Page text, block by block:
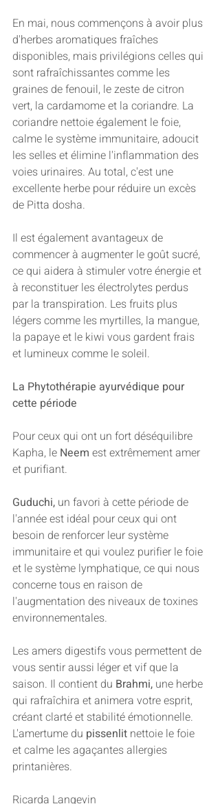
En mai, nous commençons à avoir plus
d'herbes aromatiques fraîches
disponibles, mais privilégions celles qui
sont rafraîchissantes comme les
graines de fenouil, le zeste de citron
vert, la cardamome et la coriandre. La
coriandre nettoie également le foie,
calme le système immunitaire, adoucit
les selles et élimine l'inflammation des
voies urinaires. Au total, c'est une
excellente herbe pour réduire un excès
de Pitta dosha.
Il est également avantageux de
commencer à augmenter le goût sucré,
ce qui aidera à stimuler votre énergie et
à reconstituer les électrolytes perdus
par la transpiration. Les fruits plus
légers comme les myrtilles, la mangue,
la papaye et le kiwi vous gardent frais
et lumineux comme le soleil.
La Phytothérapie ayurvédique pour
cette période
Pour ceux qui ont un fort déséquilibre
Kapha, le Neem est extrêmement amer
et purifiant.
Guduchi, un favori à cette période de
l'année est idéal pour ceux qui ont
besoin de renforcer leur système
immunitaire et qui voulez purifier le foie
et le système lymphatique, ce qui nous
concerne tous en raison de
l'augmentation des niveaux de toxines
environnementales.
Les amers digestifs vous permettent de
vous sentir aussi léger et vif que la
saison. Il contient du Brahmi, une herbe
qui rafraîchira et animera votre esprit,
créant clarté et stabilité émotionnelle.
L'amertume du pissenlit nettoie le foie
et calme les agaçantes allergies
printanières.
Ricarda Langevin